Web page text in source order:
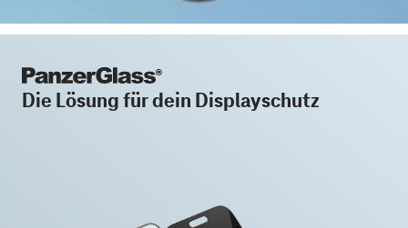
Die Lösung für dein Displayschutz